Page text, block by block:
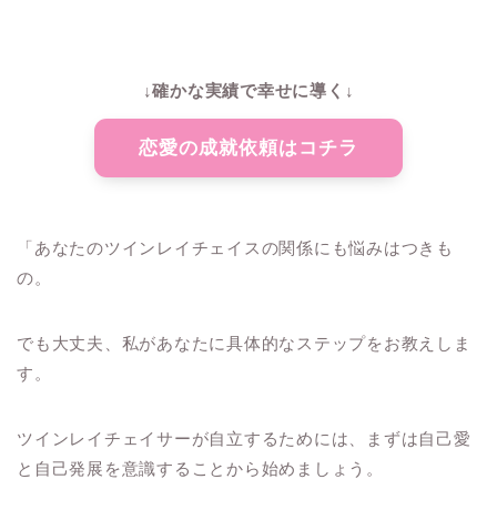
↓確かな実績で幸せに導く↓
恋愛の成就依頼はコチラ
「あなたのツインレイチェイスの関係にも悩みはつきも
の。
でも大丈夫、私があなたに具体的なステップをお教えしま
す。
ツインレイチェイサーが自立するためには、まずは自己愛
と自己発展を意識することから始めましょう。